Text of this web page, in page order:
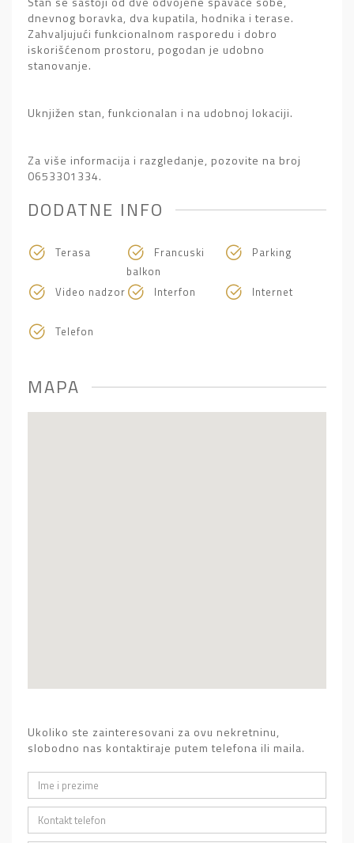
dnevnog boravka, dva kupatila, hodnika i terase.
Zahvaljujući funkcionalnom rasporedu i dobro
iskorišćenom prostoru, pogodan je udobno
stanovanje.
Uknjižen stan, funkcionalan i na udobnoj lokaciji.
Za više informacija i razgledanje, pozovite na broj
0653301334.
DODATNE INFO
Terasa
Francuski
balkon
Parking
Video nadzor Interfon Internet
Telefon
MAPA
Ukoliko ste zainteresovani za ovu nekretninu,
slobodno nas kontaktiraje putem telefona ili maila.